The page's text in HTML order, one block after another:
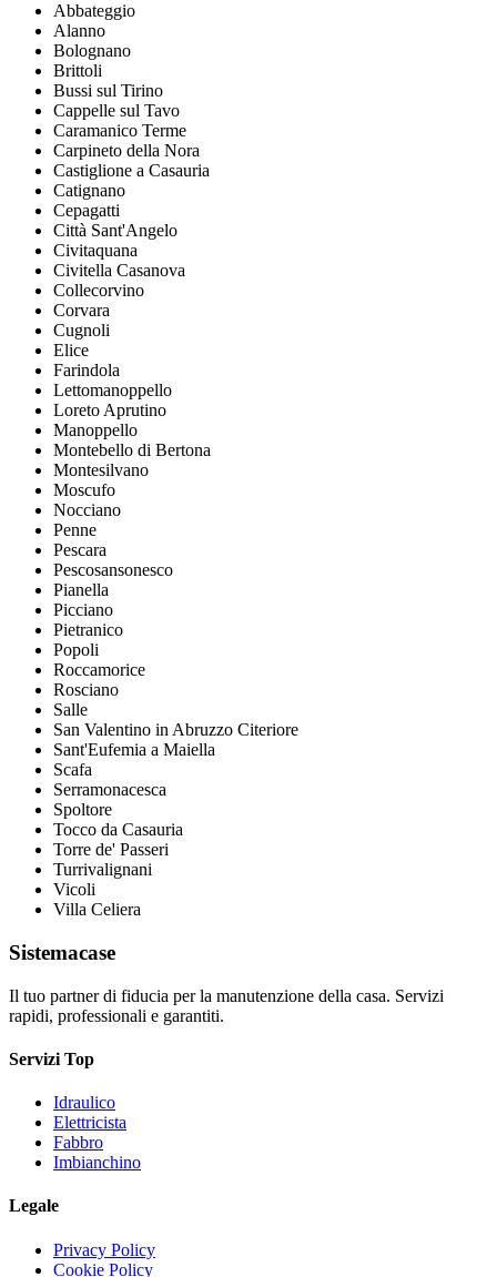
Abbateggio
Alanno
Bolognano
Brittoli
Bussi sul Tirino
Cappelle sul Tavo
Caramanico Terme
Carpineto della Nora
Castiglione a Casauria
Catignano
Cepagatti
Città Sant'Angelo
Civitaquana
Civitella Casanova
Collecorvino
Corvara
Cugnoli
Elice
Farindola
Lettomanoppello
Loreto Aprutino
Manoppello
Montebello di Bertona
Montesilvano
Moscufo
Nocciano
Penne
Pescara
Pescosansonesco
Pianella
Picciano
Pietranico
Popoli
Roccamorice
Rosciano
Salle
San Valentino in Abruzzo Citeriore
Sant'Eufemia a Maiella
Scafa
Serramonacesca
Spoltore
Tocco da Casauria
Torre de' Passeri
Turrivalignani
Vicoli
Villa Celiera
Sistemacase
Il tuo partner di fiducia per la manutenzione della casa. Servizi
rapidi, professionali e garantiti.
Servizi Top
Idraulico
Elettricista
Fabbro
Imbianchino
Legale
Privacy Policy
Cookie Policy